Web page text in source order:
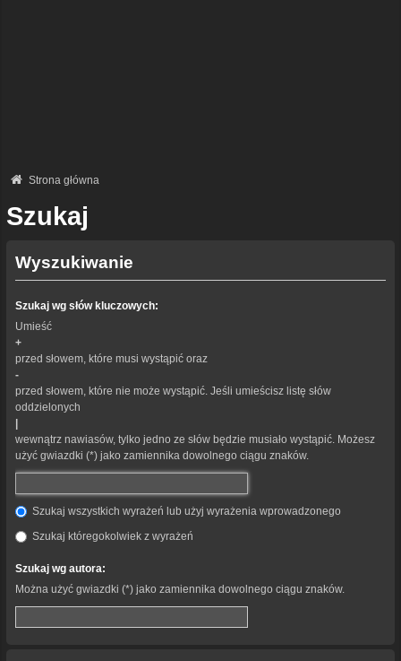
Strona główna
Szukaj
Wyszukiwanie
Szukaj wg słów kluczowych:
Umieść
+
przed słowem, które musi wystąpić oraz
-
przed słowem, które nie może wystąpić. Jeśli umieścisz listę słów
oddzielonych
wewnątrz nawiasów, tylko jedno ze słów będzie musiało wystąpić. Możesz
użyć gwiazdki (*) jako zamiennika dowolnego ciągu znaków.
Szukaj wszystkich wyrażeń lub użyj wyrażenia wprowadzonego
Szukaj któregokolwiek z wyrażeń
Szukaj wg autora:
Można użyć gwiazdki (*) jako zamiennika dowolnego ciągu znaków.